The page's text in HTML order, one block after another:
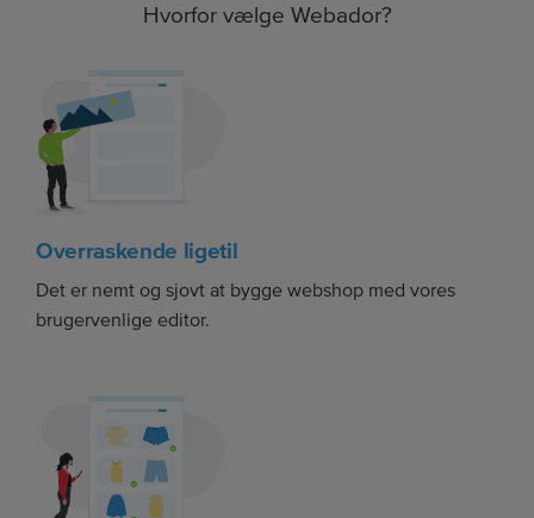
Hvorfor vælge Webador?
Overraskende ligetil
Det er nemt og sjovt at bygge webshop med vores
brugervenlige editor.